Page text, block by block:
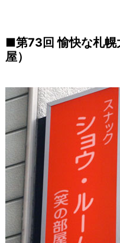
■第73回 愉快な札幌
屋）